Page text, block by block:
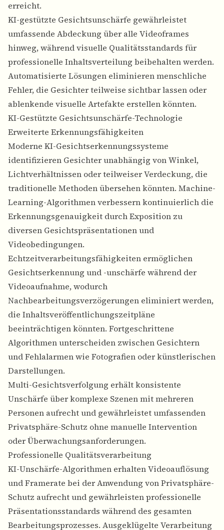
erreicht.
KI-gestützte Gesichtsunschärfe gewährleistet
umfassende Abdeckung über alle Videoframes
hinweg, während visuelle Qualitätsstandards für
professionelle Inhaltsverteilung beibehalten werden.
Automatisierte Lösungen eliminieren menschliche
Fehler, die Gesichter teilweise sichtbar lassen oder
ablenkende visuelle Artefakte erstellen könnten.
KI-Gestützte Gesichtsunschärfe-Technologie
Erweiterte Erkennungsfähigkeiten
Moderne KI-Gesichtserkennungssysteme
identifizieren Gesichter unabhängig von Winkel,
Lichtverhältnissen oder teilweiser Verdeckung, die
traditionelle Methoden übersehen könnten. Machine-
Learning-Algorithmen verbessern kontinuierlich die
Erkennungsgenauigkeit durch Exposition zu
diversen Gesichtspräsentationen und
Videobedingungen.
Echtzeitverarbeitungsfähigkeiten ermöglichen
Gesichtserkennung und -unschärfe während der
Videoaufnahme, wodurch
Nachbearbeitungsverzögerungen eliminiert werden,
die Inhaltsveröffentlichungszeitpläne
beeinträchtigen könnten. Fortgeschrittene
Algorithmen unterscheiden zwischen Gesichtern
und Fehlalarmen wie Fotografien oder künstlerischen
Darstellungen.
Multi-Gesichtsverfolgung erhält konsistente
Unschärfe über komplexe Szenen mit mehreren
Personen aufrecht und gewährleistet umfassenden
Privatsphäre-Schutz ohne manuelle Intervention
oder Überwachungsanforderungen.
Professionelle Qualitätsverarbeitung
KI-Unschärfe-Algorithmen erhalten Videoauflösung
und Framerate bei der Anwendung von Privatsphäre-
Schutz aufrecht und gewährleisten professionelle
Präsentationsstandards während des gesamten
Bearbeitungsprozesses. Ausgeklügelte Verarbeitung